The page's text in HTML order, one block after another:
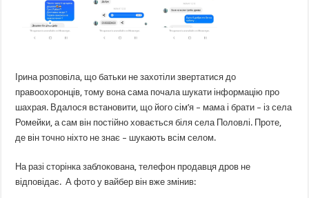
Ірина розповіла, що батьки не захотіли звертатися до
правоохоронців, тому вона сама почала шукати інформацію про
шахрая. Вдалося встановити, що його сім’я – мама і брати – із села
Ромейки, а сам він постійно ховається біля села Половлі. Проте,
де він точно ніхто не знає – шукають всім селом.
На разі сторінка заблокована, телефон продавця дров не
відповідає. А фото у вайбер він вже змінив: